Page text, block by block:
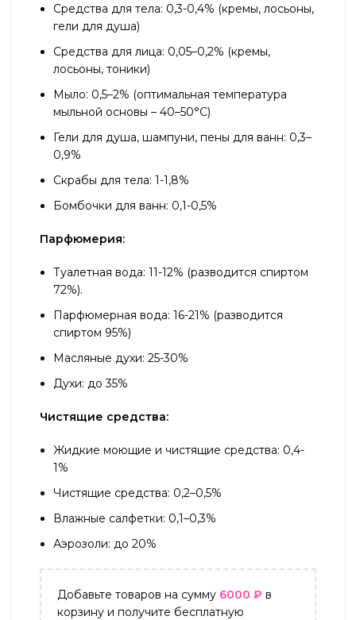
Средства для тела: 0,3-0,4% (кремы, лосьоны,
гели для душа)
Средства для лица: 0,05–0,2% (кремы,
лосьоны, тоники)
Мыло: 0,5–2% (оптимальная температура
мыльной основы – 40–50°С)
Гели для душа, шампуни, пены для ванн: 0,3–
0,9%
Скрабы для тела: 1-1,8%
Бомбочки для ванн: 0,1-0,5%
Парфюмерия:
Туалетная вода: 11-12% (разводится спиртом
72%).
Парфюмерная вода: 16-21% (разводится
спиртом 95%)
Масляные духи: 25-30%
Духи: до 35%
Чистящие средства:
Жидкие моющие и чистящие средства: 0,4-
1%
Чистящие средства: 0,2–0,5%
Влажные салфетки: 0,1–0,3%
Аэрозоли: до 20%
Добавьте товаров на сумму 6000 ₽ в
корзину и получите бесплатную